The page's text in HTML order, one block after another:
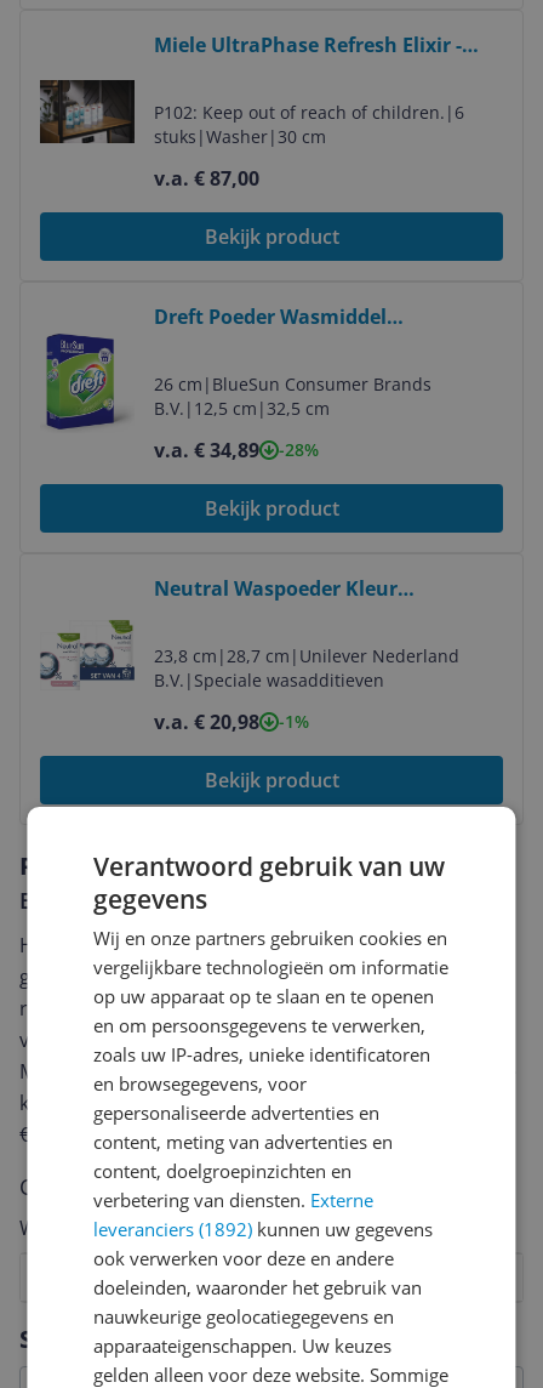
Miele UltraPhase Refresh Elixir -
P102: Keep out of reach of children. | 6
stuks |Washer| 30 cm
v.a. € 87,00
Bekijk product
Dreft Poeder Wasmiddel
kg
26 cm | BlueSun Consumer Brands
B.V. | 12,5 cm | 32,5 cm
v.a. € 34,89 -28%
Bekijk product
Neutral Waspoeder Kleur
Voordeelverpakking
23,8 cm |28,7 cm | Unilever Nederland
B.V. | Speciale wasadditieven
v.a. € 20,98 -1%
Bekijk product
Specificaties
Reviews
Er zijn nog geen reviews geschreven
Heb jij dit product in bezit en wil je graag je mening
geven? Start dan hieronder met het schrijven van je
review. Afhankelijk van de details duurt het schrijven
van een review gemiddeld tussen de 3 en 10 minuten.
Met jouw mening help je andere bezoekers een betere
keuze te maken én maak je iedere maand kans op
€250,-!
Klik hier voor de actievoorwaarden.
Cijfer
Welk cijfer geef jij dit product?
7
6
3
Vraag 1 van 4
Verantwoord gebruik van uw
gegevens
Wij en onze partners gebruiken cookies en
vergelijkbare technologieën om informatie
op uw apparaat op te slaan en te openen
en om persoonsgegevens te verwerken,
zoals uw IP-adres, unieke identificatoren
en browsegegevens, voor
gepersonaliseerde advertenties en
content, meting van advertenties en
content, doelgroepinzichten en
verbetering van diensten. Externe
leveranciers (1892) kunnen uw gegevens
ook verwerken voor deze en andere
doeleinden, waaronder het gebruik van
nauwkeurige geolocatiegegevens en
apparaateigenschappen. Uw keuzes
gelden alleen voor deze website. Sommige